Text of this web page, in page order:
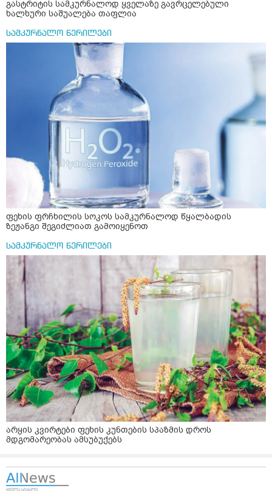
გასტრიტის სამკურნალოდ ყველაზე გავრცელებული
ხალხური საშუალება თაფლია
სამკურნალო წერილები
ფეხის ფრჩხილის სოკოს სამკურნალოდ წყალბადის
ზეჟანგი შეგიძლიათ გამოიყენოთ
სამკურნალო წერილები
არყის კვირტები ფეხის კუნთების სპაზმის დროს
მდგომარეობას ამსუბუქებს